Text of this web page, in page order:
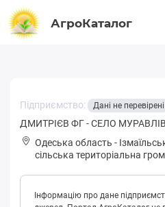
АгроКаталог
Підприємство: Дані не перевірені
ДМИТРІЄВ ФГ - СЕЛО
Одеська область -
сільська територіальна
Інформацію про дане